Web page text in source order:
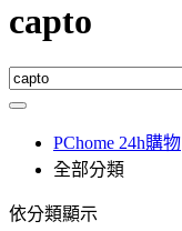
capto
PChome 24h購物
全部分類
依分類顯示